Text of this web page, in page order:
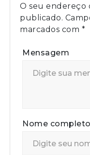
O seu endereço
publicado.
marcados com *
Mensagem
Nome completo